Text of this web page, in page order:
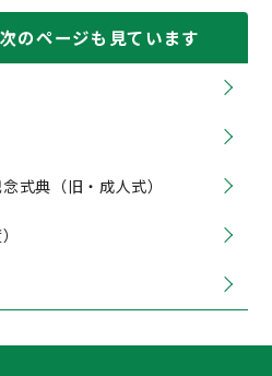
のページも見ています
式典（旧・成人式）